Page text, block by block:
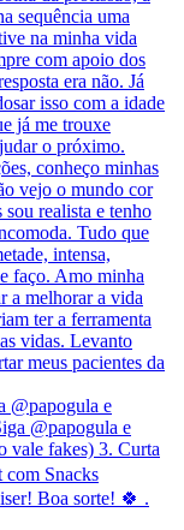
@papogula e